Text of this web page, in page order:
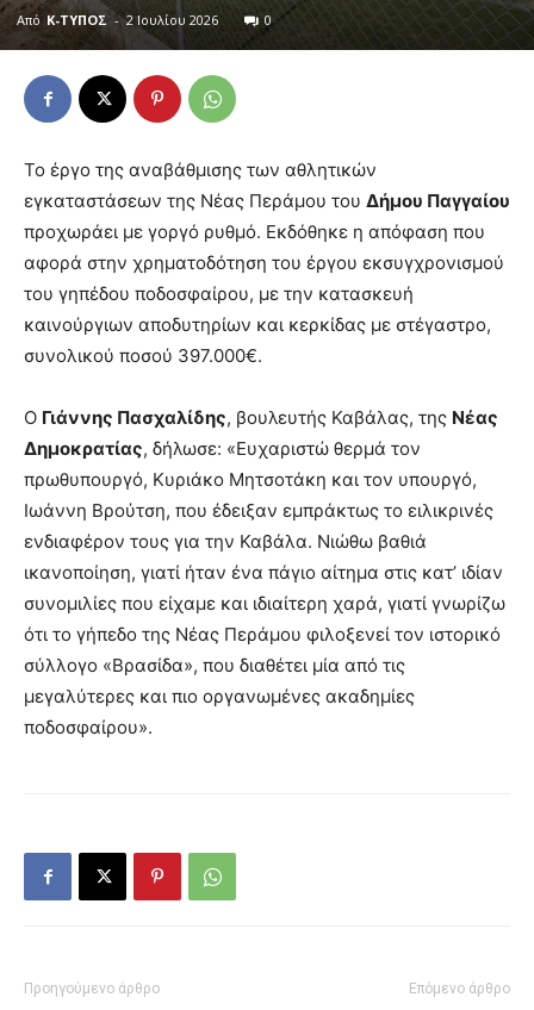
Από Κ-ΤΥΠΟΣ - 2 Ιουλίου 2026 0
Το έργο της αναβάθμισης των αθλητικών
εγκαταστάσεων της Νέας Περάμου του Δήμου Παγγαίου
προχωράει με γοργό ρυθμό. Εκδόθηκε η απόφαση που
αφορά στην χρηματοδότηση του έργου εκσυγχρονισμού
του γηπέδου ποδοσφαίρου, με την κατασκευή
καινούργιων αποδυτηρίων και κερκίδας με στέγαστρο,
συνολικού ποσού 397.000€.
Ο Γιάννης Πασχαλίδης, βουλευτής Καβάλας, της Νέας
Δημοκρατίας, δήλωσε: «Ευχαριστώ θερμά τον
πρωθυπουργό, Κυριάκο Μητσοτάκη και τον υπουργό,
Ιωάννη Βρούτση, που έδειξαν εμπράκτως το ειλικρινές
ενδιαφέρον τους για την Καβάλα. Νιώθω βαθιά
ικανοποίηση, γιατί ήταν ένα πάγιο αίτημα στις κατ’ ιδίαν
συνομιλίες που είχαμε και ιδιαίτερη χαρά, γιατί γνωρίζω
ότι το γήπεδο της Νέας Περάμου φιλοξενεί τον ιστορικό
σύλλογο «Βρασίδα», που διαθέτει μία από τις
μεγαλύτερες και πιο οργανωμένες ακαδημίες
ποδοσφαίρου».
Προηγούμενο άρθρο Επόμενο άρθρο